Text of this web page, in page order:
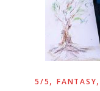
5/5,FANTASY